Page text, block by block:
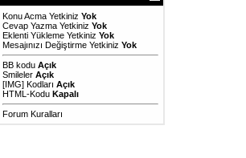
Konu Acma Yetkiniz Yok
Cevap Yazma Yetkiniz Yok
Eklenti Yükleme Yetkiniz Yok
Mesajınızı Değiştirme Yetkiniz Yok
BB kodu Açık
Smileler Açık
[IMG] Kodları Açık
HTML-Kodu Kapalı
Forum Kuralları